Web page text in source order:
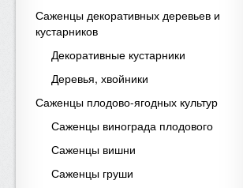
Саженцы декоративных деревьев и
кустарников
Декоративные кустарники
Деревья, хвойники
Саженцы плодово-ягодных культур
Саженцы винограда плодового
Саженцы вишни
Саженцы груши